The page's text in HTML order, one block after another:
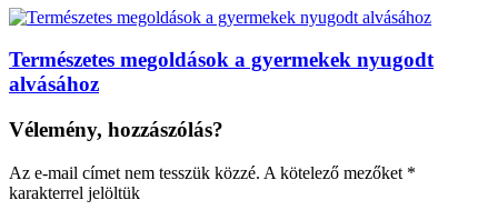
Természetes megoldások a gyermekek nyugodt
alvásához
Vélemény, hozzászólás?
Az e-mail címet nem tesszük közzé. A kötelező mezőket *
karakterrel jelöltük